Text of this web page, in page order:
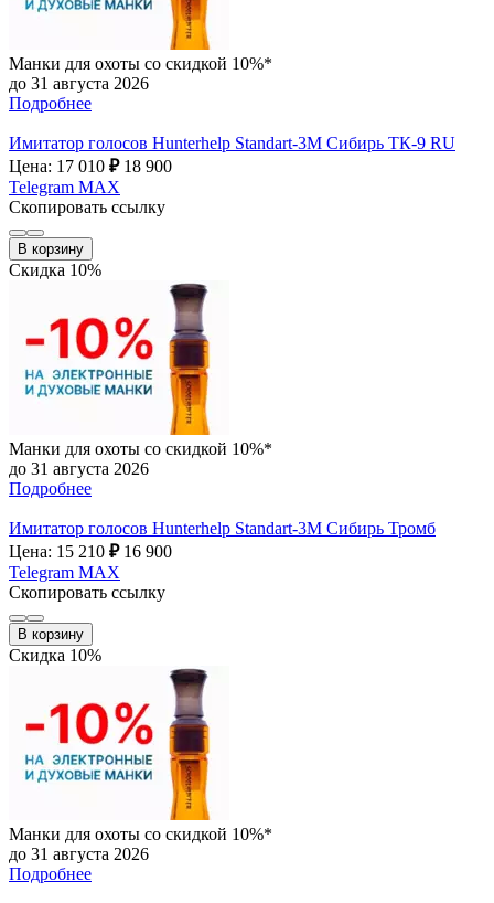
Манки для охоты со скидкой 10%*
до 31 августа 2026
Подробнее
Имитатор голосов Hunterhelp Standart-3М Сибирь ТК-9 RU
Цена: 17 010 ₽ 18 900
Telegram MAX
Скопировать ссылку
В корзину
Скидка 10%
Манки для охоты со скидкой 10%*
до 31 августа 2026
Подробнее
Имитатор голосов Hunterhelp Standart-3М Сибирь Тромб
Цена: 15 210 ₽ 16 900
Telegram MAX
Скопировать ссылку
В корзину
Скидка 10%
Манки для охоты со скидкой 10%*
до 31 августа 2026
Подробнее